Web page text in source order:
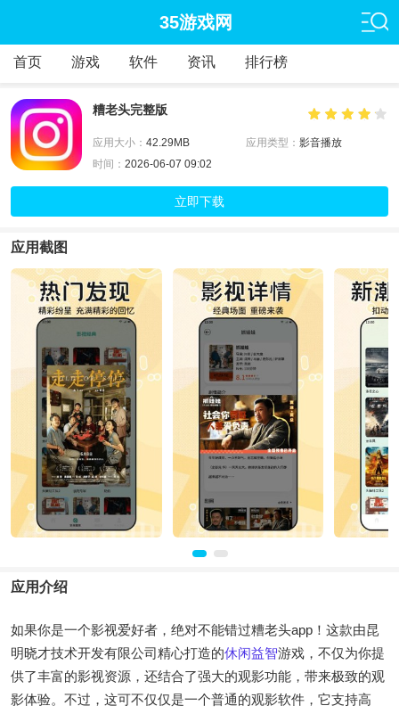
35游戏网
首页 游戏 软件 资讯 排行榜
糟老头完整版
应用大小： 42.29MB 应用类型： 影音播放
时间： 2026-06-07 09:02
立即下载
应用截图
应用介绍
如果你是一个影视爱好者，绝对不能错过糟老头app！这款由昆
明晓才技术开发有限公司精心打造的休闲益智游戏，不仅为你提
供了丰富的影视资源，还结合了强大的观影功能，带来极致的观
影体验。不过，这可不仅仅是一个普通的观影软件，它支持高